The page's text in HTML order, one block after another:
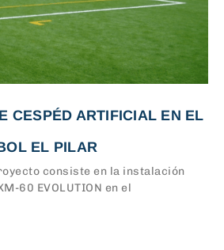
CESPÉD ARTIFICIAL EN EL
EL PILAR
consiste en la instalación
60 EVOLUTION en el